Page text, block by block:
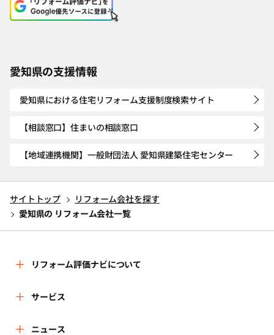
愛知県の支援情報
愛知県における住宅リフォーム支援制度検索サイト
【相談窓口】住まいの相談窓口
【地域連携機関】一般財団法人 愛知県建築住宅センター
サイトトップ
リフォーム会社を探す
愛知県の リフォーム会社一覧
リフォーム評価ナビについて
リフォーム評価ナビとは
運営体制
サービス
リフォーム会社を探す
ニュース